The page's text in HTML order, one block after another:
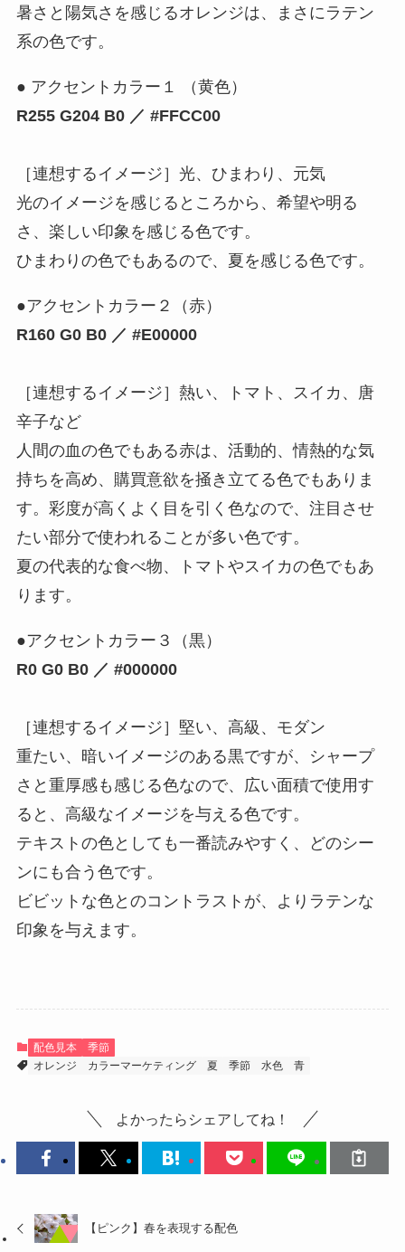
暑さと陽気さを感じるオレンジは、まさにラテン
系の色です。
● アクセントカラー１ （黄色）
R255 G204 B0 ／ #FFCC00
［連想するイメージ］光、ひまわり、元気
光のイメージを感じるところから、希望や明る
さ、楽しい印象を感じる色です。
ひまわりの色でもあるので、夏を感じる色です。
●アクセントカラー２（赤）
R160 G0 B0 ／ #E00000
［連想するイメージ］熱い、トマト、スイカ、唐
辛子など
人間の血の色でもある赤は、活動的、情熱的な気
持ちを高め、購買意欲を掻き立てる色でもありま
す。彩度が高くよく目を引く色なので、注目させ
たい部分で使われることが多い色です。
夏の代表的な食べ物、トマトやスイカの色でもあ
ります。
●アクセントカラー３（黒）
R0 G0 B0 ／ #000000
［連想するイメージ］堅い、高級、モダン
重たい、暗いイメージのある黒ですが、シャープ
さと重厚感も感じる色なので、広い面積で使用す
ると、高級なイメージを与える色です。
テキストの色としても一番読みやすく、どのシー
ンにも合う色です。
ビビットな色とのコントラストが、よりラテンな
印象を与えます。
配色見本
季節
オレンジ
カラーマーケティング 夏 季節 水色 青
よかったらシェアしてね！
【ピンク】春を表現する配色